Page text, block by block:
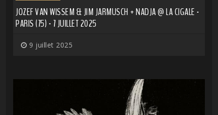
JOZEF VAN WISSEM & JIM JARMUSCH + NADJA @ LA CIGALE -
PARIS (75) - 7 JUILLET 2025
9 juillet 2025